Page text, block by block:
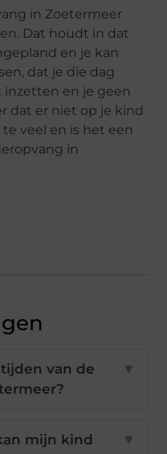
in Zoetermeer
Dat houdt in dat
en je kan
dat je die dag
en je geen
dat er niet op je kind
veel en is het een
in
van de
▼
mijn kind
▼